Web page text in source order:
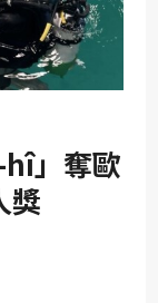
」奪歐
獎